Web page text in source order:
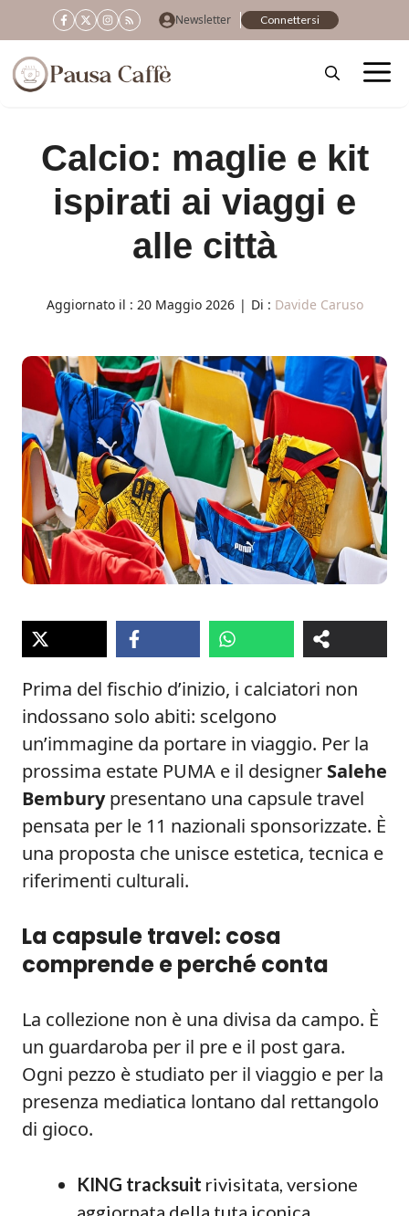
al
contenuto
Newsletter Connettersi
Calcio: maglie e kit
ispirati ai viaggi e
alle città
Aggiornato il : 20 Maggio 2026 | Di : Davide Caruso
Prima del fischio d’inizio, i calciatori non
indossano solo abiti: scelgono
un’immagine da portare in viaggio. Per la
prossima estate PUMA e il designer Salehe
Bemburypresentano una capsule travel
pensata per le 11 nazionali sponsorizzate. È
una proposta che unisce estetica, tecnica e
riferimenti culturali.
La capsule travel: cosa
comprende e perché conta
La collezione non è una divisa da campo. È
un guardaroba per il pre e il post gara.
Ogni pezzo è studiato per il viaggio e per la
presenza mediatica lontano dal rettangolo
di gioco.
KING tracksuit rivisitata, versione
aggiornata della tuta iconica.